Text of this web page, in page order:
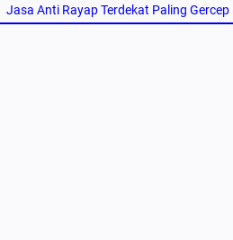
Jasa Anti Rayap Terdekat Paling Gercep